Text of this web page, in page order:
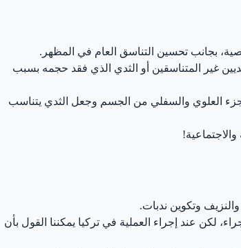
بجانب تحسين التناسق العام في المظهر.
غير المتناسقين أو الثدي الذي فقد حجمه بسبب
العلوي والسفلي من الجسم وجعل الثدي يتناسب
وتكوين ندبات.
لكن عند إجراء العملية في تركيا يمكننا القول بأن